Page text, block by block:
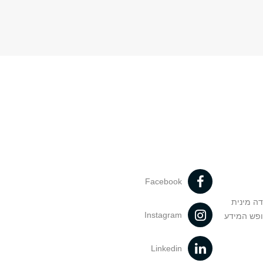
מינית
המידע
Facebook
Instagram
Linkedin